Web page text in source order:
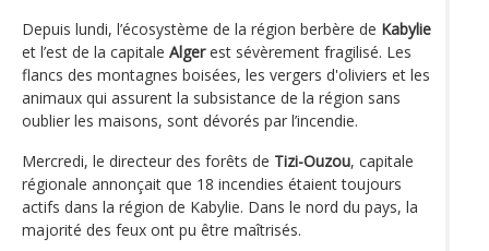
Depuis lundi, l’écosystème de la région berbère de Kabylie
et l’est de la capitale Algerest sévèrement fragilisé. Les
flancs des montagnes boisées, les vergers d'oliviers et les
animaux qui assurent la subsistance de la région sans
oublier les maisons, sont dévorés par l’incendie.
Mercredi, le directeur des forêts de Tizi-Ouzou, capitale
régionale annonçait que 18 incendies étaient toujours
actifs dans la région de Kabylie. Dans le nord du pays, la
majorité des feux ont pu être maîtrisés.